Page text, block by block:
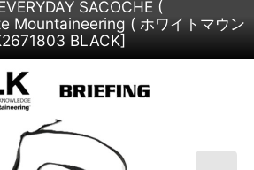
SACOCHE (
Mountaineering ( ホワイトマウン
BLACK]